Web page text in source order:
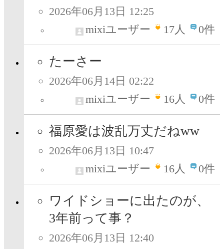
2026年06月13日 12:25
mixiユーザー
17人 0件
たーさー
2026年06月14日 02:22
mixiユーザー
16人 0件
福原愛は波乱万丈だねww
2026年06月13日 10:47
mixiユーザー
16人 0件
ワイドショーに出たのが、
3年前って事？
2026年06月13日 12:40